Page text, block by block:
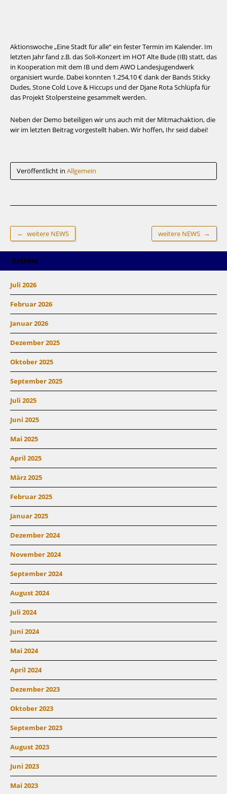
Aktionswoche „Eine Stadt für alle“ ein fester Termin im Kalender. Im
letzten Jahr fand z.B. das Soli-Konzert im HOT Alte Bude (IB) statt, das
in Kooperation mit dem IB und dem AWO Landesjugendwerk
organisiert wurde. Dabei konnten 1.254,10 € dank der Bands Sticky
Dudes, Stone Cold Love & Hiccups und der Djane Rota Schlüpfa für
das Projekt Stolpersteine gesammelt werden.
Neben der Demo beteiligen wir uns auch mit der Mitmachaktion, die
wir im letzten Beitrag vorgestellt haben. Wir hoffen, Ihr seid dabei!
Veröffentlicht in Allgemein
← weitere NEWS weitere NEWS →
Archive
Juli 2026
Februar 2026
Januar 2026
Dezember 2025
Oktober 2025
September 2025
Juli 2025
Juni 2025
Mai 2025
April 2025
März 2025
Februar 2025
Januar 2025
Dezember 2024
November 2024
September 2024
August 2024
Juli 2024
Juni 2024
Mai 2024
April 2024
Dezember 2023
Oktober 2023
September 2023
August 2023
Juni 2023
Mai 2023